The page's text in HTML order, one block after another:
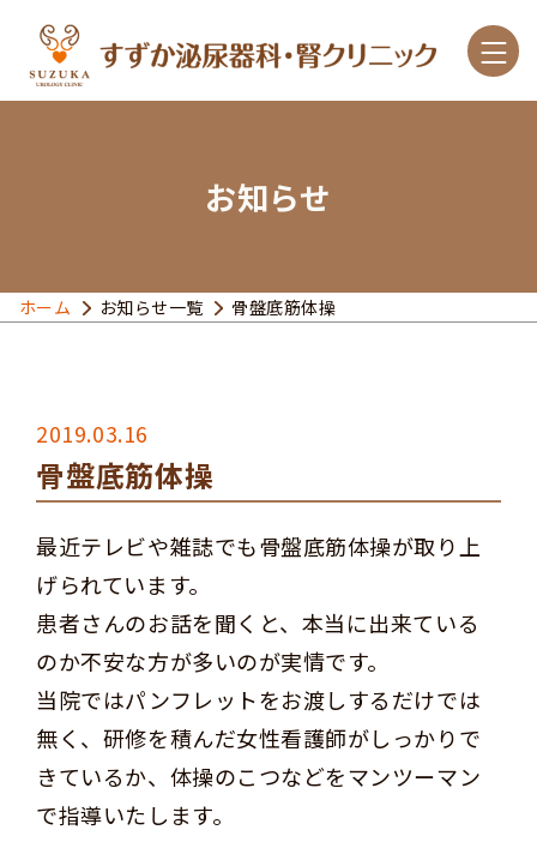
診療案内
お知らせ
ホーム お知らせ一覧 骨盤底筋体操
2019.03.16
骨盤底筋体操
最近テレビや雑誌でも骨盤底筋体操が取り上
げられています。
患者さんのお話を聞くと、本当に出来ている
のか不安な方が多いのが実情です。
当院ではパンフレットをお渡しするだけでは
無く、研修を積んだ女性看護師がしっかりで
きているか、体操のこつなどをマンツーマン
で指導いたします。